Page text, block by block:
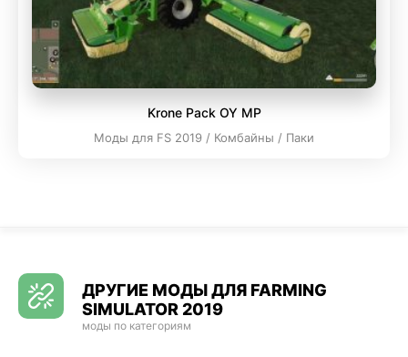
Krone Pack OY MP
Моды для FS 2019 / Комбайны / Паки
ДРУГИЕ МОДЫ ДЛЯ FARMING
SIMULATOR 2019
моды по категориям